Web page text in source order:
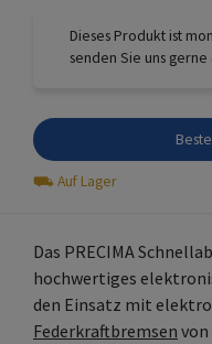
Dieses Produkt ist
senden Sie uns
⛟ Auf Lager
Das PRECIMA
hochwertiges
den Einsatz mit
Federkraftbremsen von